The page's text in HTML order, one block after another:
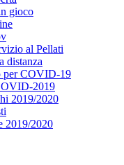
gioco
al Pellati
distanza
per COVID-19
2019
2019/2020
2019/2020